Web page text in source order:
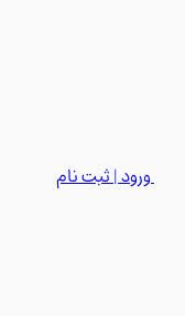
ورود | ثبت نام